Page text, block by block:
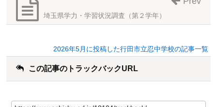
埼玉県学力・学習状況調査（第２学年）
2026年5月に投稿した行田市立忍中学校の記事一覧
この記事のトラックバックURL